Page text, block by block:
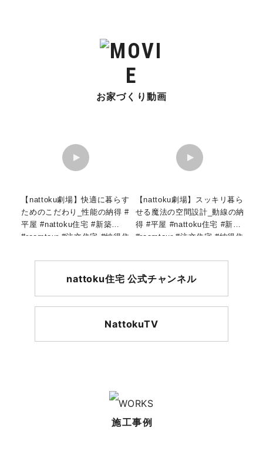
お家づくり動画
【nattoku劇場】快適に暮らす
ためのこだわり_性能の納得 #
平屋 #nattoku住宅 #新築
#roomtour #注文住宅 #納得住
【nattoku劇場】スッキリ暮ら
せる魔法の空間設計_動線の納
得 #平屋 #nattoku住宅 #新築
#roomtour #注文住宅 #納得住
nattoku住宅 公式チャンネル
NattokuTV
施工事例